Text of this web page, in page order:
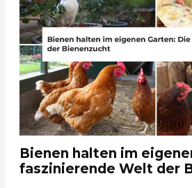
Bienen halten im
faszinierende Welt der